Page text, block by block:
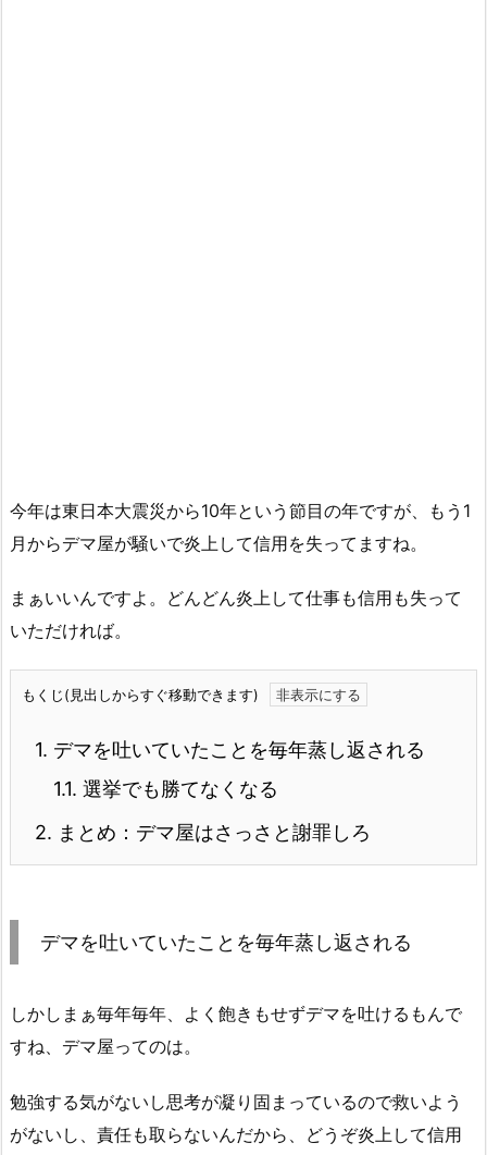
今年は東日本大震災から10年という節目の年ですが、もう1
月からデマ屋が騒いで炎上して信用を失ってますね。
まぁいいんですよ。どんどん炎上して仕事も信用も失って
いただければ。
もくじ(見出しからすぐ移動できます)
1. デマを吐いていたことを毎年蒸し返される
1.1. 選挙でも勝てなくなる
2. まとめ：デマ屋はさっさと謝罪しろ
デマを吐いていたことを毎年蒸し返される
しかしまぁ毎年毎年、よく飽きもせずデマを吐けるもんで
すね、デマ屋ってのは。
勉強する気がないし思考が凝り固まっているので救いよう
がないし、責任も取らないんだから、どうぞ炎上して信用